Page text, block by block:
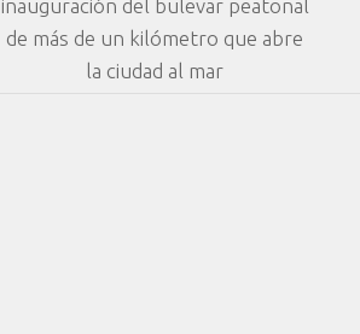
inauguración del bulevar peatonal
de más de un kilómetro que abre
la ciudad al mar